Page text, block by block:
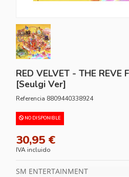
RED VELVET - THE REVE
[Seulgi Ver]
Referencia 8809440338924
NO DISPONIBLE
30,95 €
IVA incluido
SM ENTERTAINMENT